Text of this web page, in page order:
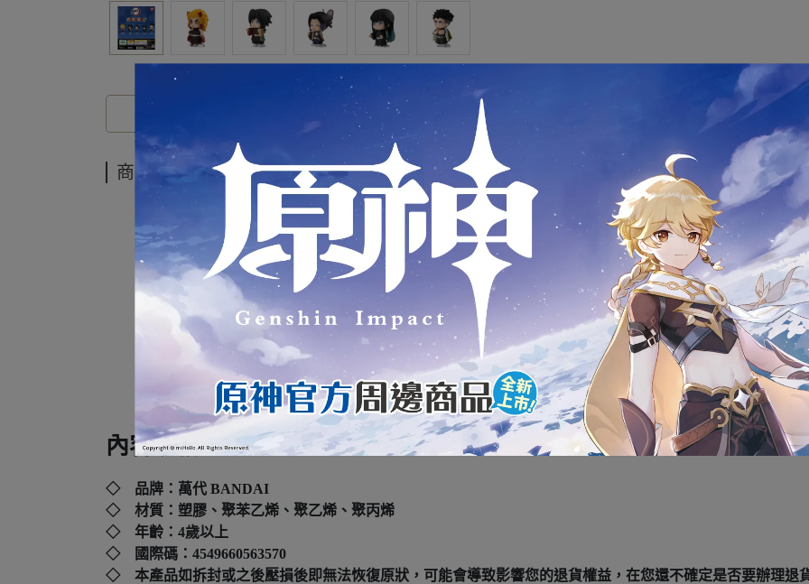
商品介紹
代理版 萬代 BANDAI 鬼滅之刃 排隊
全5款 轉蛋扭蛋
全新未拆封
下標前請先詢問
內容規格：
◇ 品牌：萬代 BANDAI
◇ 材質：塑膠、聚苯乙烯、聚乙烯、聚丙烯
◇ 年齡：4歲以上
◇ 國際碼： 4549660563570
◇ 本產品如拆封或之後壓損後即無法恢復原狀，可能會導致影響您的退貨權益，在您還不確定是否要辦理退